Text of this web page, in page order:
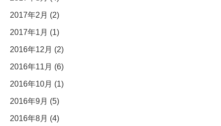
2017年2月 (2)
2017年1月 (1)
2016年12月 (2)
2016年11月 (6)
2016年10月 (1)
2016年9月 (5)
2016年8月 (4)